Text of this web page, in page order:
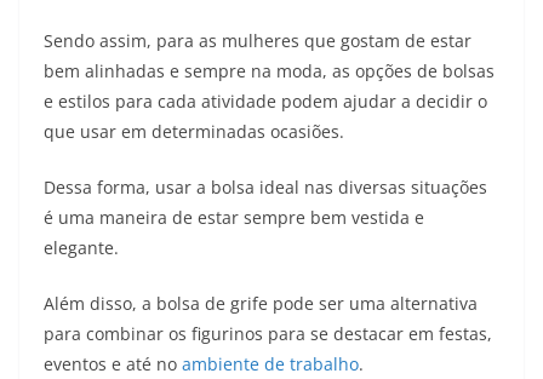
Sendo assim, para as mulheres que gostam de estar
bem alinhadas e sempre na moda, as opções de bolsas
e estilos para cada atividade podem ajudar a decidir o
que usar em determinadas ocasiões.
Dessa forma, usar a bolsa ideal nas diversas situações
é uma maneira de estar sempre bem vestida e
elegante.
Além disso, a bolsa de grife pode ser uma alternativa
para combinar os figurinos para se destacar em festas,
eventos e até no ambiente de trabalho.